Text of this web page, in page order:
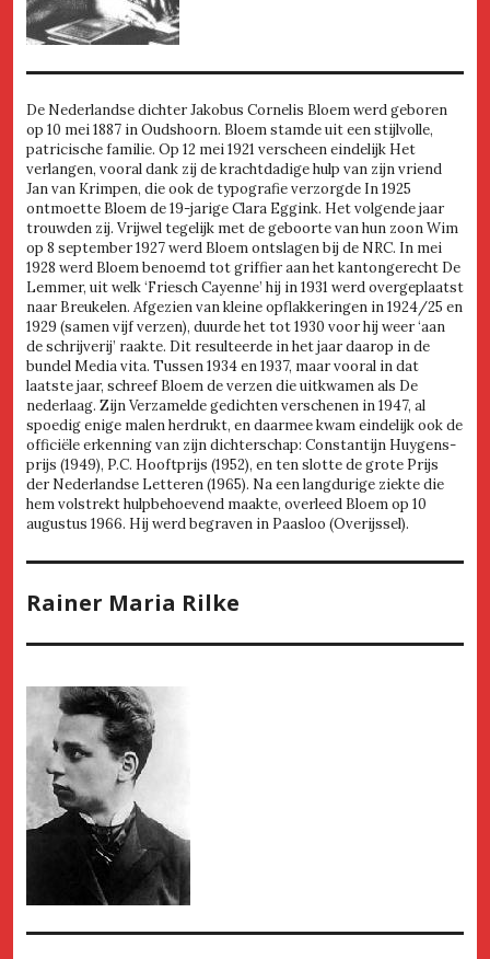
De Nederlandse dichter Jakobus Cornelis Bloem werd geboren
op 10 mei 1887 in Oudshoorn. Bloem stamde uit een stijlvolle,
patricische familie. Op 12 mei 1921 verscheen eindelijk Het
verlangen, vooral dank zij de krachtdadige hulp van zijn vriend
Jan van Krimpen, die ook de typografie verzorgde In 1925
ontmoette Bloem de 19-jarige Clara Eggink. Het volgende jaar
trouwden zij. Vrijwel tegelijk met de geboorte van hun zoon Wim
op 8 september 1927 werd Bloem ontslagen bij de NRC. In mei
1928 werd Bloem benoemd tot griffier aan het kantongerecht De
Lemmer, uit welk ‘Friesch Cayenne’ hij in 1931 werd overgeplaatst
naar Breukelen. Afgezien van kleine opflakkeringen in 1924/25 en
1929 (samen vijf verzen), duurde het tot 1930 voor hij weer ‘aan
de schrijverij’ raakte. Dit resulteerde in het jaar daarop in de
bundel Media vita. Tussen 1934 en 1937, maar vooral in dat
laatste jaar, schreef Bloem de verzen die uitkwamen als De
nederlaag. Zijn Verzamelde gedichten verschenen in 1947, al
spoedig enige malen herdrukt, en daarmee kwam eindelijk ook de
officiële erkenning van zijn dichterschap: Constantijn Huygens-
prijs (1949), P.C. Hooftprijs (1952), en ten slotte de grote Prijs
der Nederlandse Letteren (1965). Na een langdurige ziekte die
hem volstrekt hulpbehoevend maakte, overleed Bloem op 10
augustus 1966. Hij werd begraven in Paasloo (Overijssel).
Rainer Maria Rilke